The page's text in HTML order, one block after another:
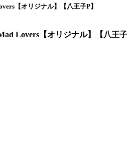
【オリジナル】【八王子P】
Lovers【オリジナル】【八王